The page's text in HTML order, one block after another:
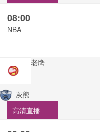
08:00
NBA
老鹰
灰熊
高清直播